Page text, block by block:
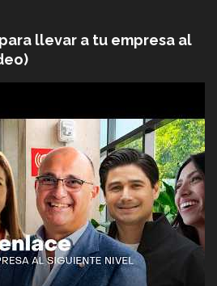
llevar a tu empresa al